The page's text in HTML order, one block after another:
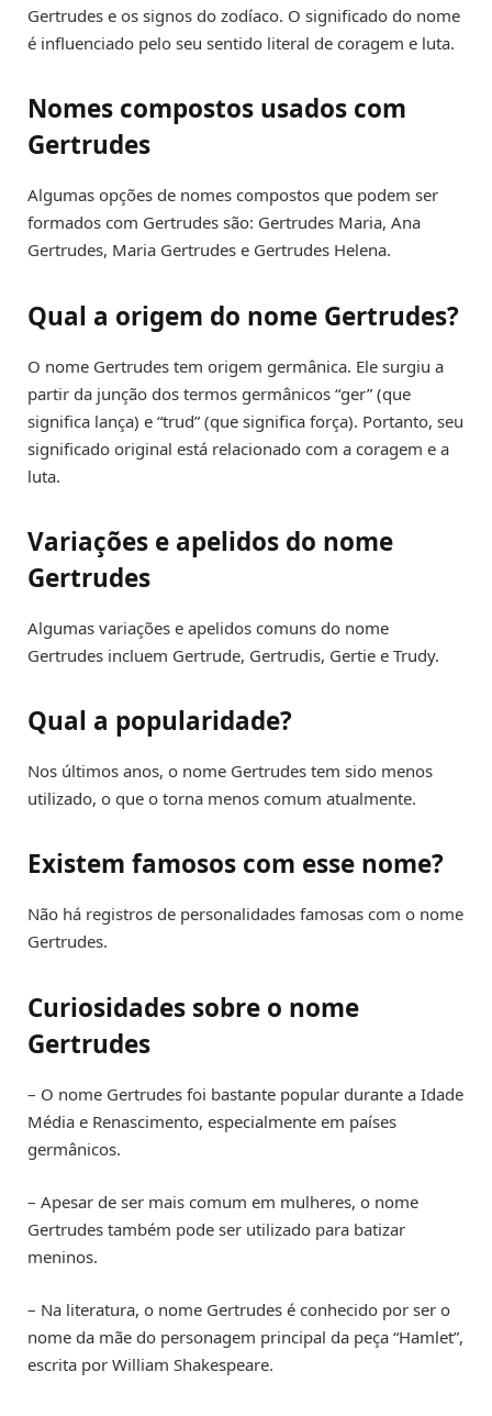
Gertrudes e os signos do zodíaco. O significado do nome
é influenciado pelo seu sentido literal de coragem e luta.
Nomes compostos usados com
Gertrudes
Algumas opções de nomes compostos que podem ser
formados com Gertrudes são: Gertrudes Maria, Ana
Gertrudes, Maria Gertrudes e Gertrudes Helena.
Qual a origem do nome Gertrudes?
O nome Gertrudes tem origem germânica. Ele surgiu a
partir da junção dos termos germânicos “ger” (que
significa lança) e “trud” (que significa força). Portanto, seu
significado original está relacionado com a coragem e a
luta.
Variações e apelidos do nome
Gertrudes
Algumas variações e apelidos comuns do nome
Gertrudes incluem Gertrude, Gertrudis, Gertie e Trudy.
Qual a popularidade?
Nos últimos anos, o nome Gertrudes tem sido menos
utilizado, o que o torna menos comum atualmente.
Existem famosos com esse nome?
Não há registros de personalidades famosas com o nome
Gertrudes.
Curiosidades sobre o nome
Gertrudes
– O nome Gertrudes foi bastante popular durante a Idade
Média e Renascimento, especialmente em países
germânicos.
– Apesar de ser mais comum em mulheres, o nome
Gertrudes também pode ser utilizado para batizar
meninos.
– Na literatura, o nome Gertrudes é conhecido por ser o
nome da mãe do personagem principal da peça “Hamlet”,
escrita por William Shakespeare.